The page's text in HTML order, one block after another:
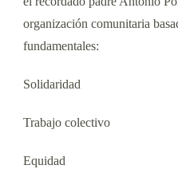
organización comunitaria
fundamentales:
Solidaridad
Trabajo colectivo
Equidad